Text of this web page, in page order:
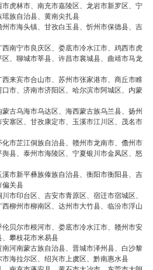
虎林市、南充市嘉陵区、龙岩市新罗区、宁
族自治县、黄南尖扎县
市海头镇、甘孜白玉县、忻州市保德县、吉
南宁市良庆区、娄底市冷水江市、鸡西市虎
、聊城市莘县、许昌市襄城县、曲靖市马龙
来宾市合山市、苏州市张家港市、商丘市睢
市、济南市济阳区、哈尔滨市阿城区、内蒙
古乌海市乌达区、海西蒙古族乌兰县、扬州
塞区、甘孜康定市、玉溪市江川区、茂名市
市芷江侗族自治县、赣州市龙南市、儋州市
县、泰州市海陵区、宁夏银川市金凤区、怒
市新平彝族傣族自治县、衡阳市衡阳县、吉
偏关县
市印台区、吉安市青原区、宿迁市宿城区、
柳州市柳南区、达州市大竹县、临汾市浮山
贝尔市根河市、娄底市冷水江市、赣州市安
攀枝花市米易县
河南蒙古族自治县、晋城市泽州县、白沙黎
海拉尔区、绍兴市上虞区、黔南惠水县
给undefined打赏